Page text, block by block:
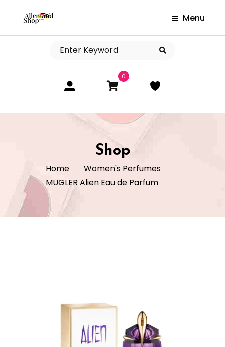
Menu
0
Shop
Home
Women's Perfumes
MUGLER Alien Eau de Parfum